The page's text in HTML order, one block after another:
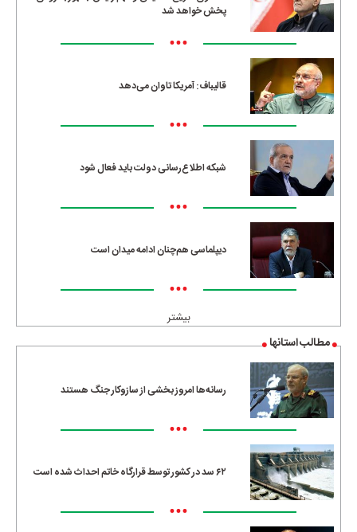
پخش خواهد شد
•••
قالیباف: آمریکا تاوان می‌دهد
•••
شبکه اطلاع‌رسانی دولت باید فعال شود
•••
دیپلماسی هم‌چنان ادامه میدان است
•••
بیشتر
مطالب استانها
رسانه‌ها امروز بخشی از سازوکار جنگ هستند
•••
۶۲ سد در کشور توسط قرارگاه خاتم احداث شده است
•••